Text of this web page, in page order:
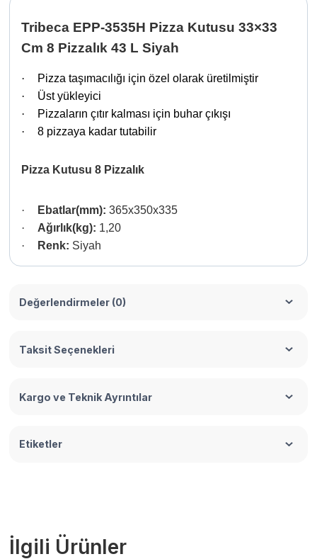
Tribeca EPP-3535H Pizza Kutusu 33×33
Cm 8 Pizzalık 43 L Siyah
·
Pizza taşımacılığı için özel olarak üretilmiştir
·
Üst yükleyici
·
Pizzaların çıtır kalması için buhar çıkışı
·
8 pizzaya kadar tutabilir
Pizza Kutusu 8 Pizzalık
· Ebatlar(mm): 365x350x335
·
Ağırlık(kg): 1,20
·
Renk: Siyah
Değerlendirmeler (0)
Taksit Seçenekleri
Kargo ve Teknik Ayrıntılar
Etiketler
İlgili Ürünler